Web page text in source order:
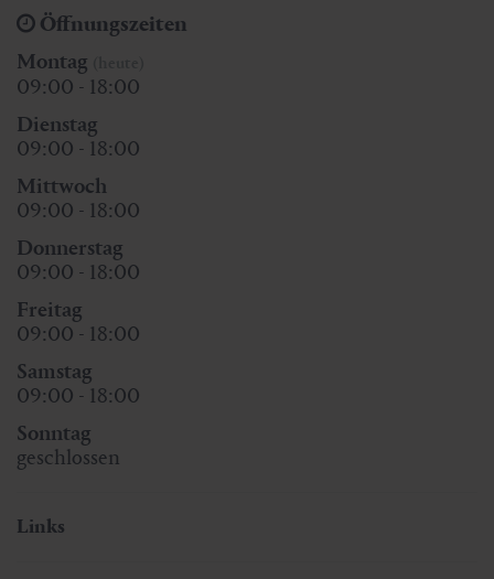
Öffnungszeiten
Montag
09:00 - 18:00
Dienstag
09:00 - 18:00
Mittwoch
09:00 - 18:00
Donnerstag
09:00 - 18:00
Freitag
09:00 - 18:00
Samstag
09:00 - 18:00
Sonntag
geschlossen
Links